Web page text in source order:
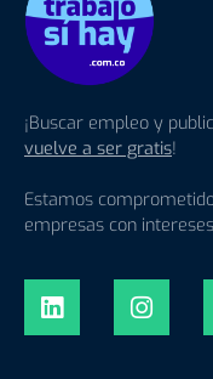
¡Buscar empleo y
vuelve a ser gratis!
Estamos
empresas con